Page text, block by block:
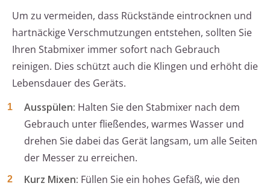
Um zu vermeiden, dass Rückstände eintrocknen und
hartnäckige Verschmutzungen entstehen, sollten Sie
Ihren Stabmixer immer sofort nach Gebrauch
reinigen. Dies schützt auch die Klingen und erhöht die
Lebensdauer des Geräts.
Ausspülen: Halten Sie den Stabmixer nach dem
Gebrauch unter fließendes, warmes Wasser und
drehen Sie dabei das Gerät langsam, um alle Seiten
der Messer zu erreichen.
Kurz Mixen: Füllen Sie ein hohes Gefäß, wie den